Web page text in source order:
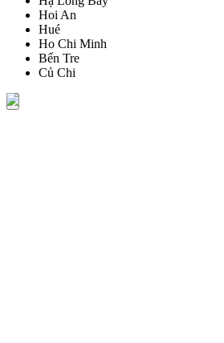
Hoi An
Hué
Ho Chi Minh
Bến Tre
Củ Chi